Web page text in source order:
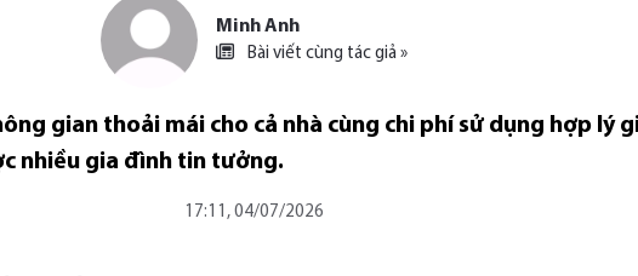
Minh Anh
Bài viết cùng tác giả »
gian thoải mái cho cả nhà cùng chi phí sử dụng hợp lý
nhiều gia đình tin tưởng.
17:11, 04/07/2026